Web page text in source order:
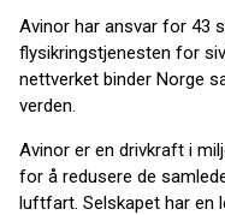
Avinor har ansvar for 43
flysikringstjenesten for
nettverket binder Norge
verden.
Avinor er en drivkraft i
for å redusere de
luftfart. Selskapet har en